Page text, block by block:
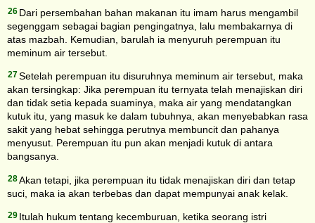
26 Dari persembahan bahan makanan itu imam harus mengambil
segenggam sebagai bagian pengingatnya, lalu membakarnya di
atas mazbah. Kemudian, barulah ia menyuruh perempuan itu
meminum air tersebut.
27Setelah perempuan itu disuruhnya meminum air tersebut, maka
akan tersingkap: Jika perempuan itu ternyata telah menajiskan diri
dan tidak setia kepada suaminya, maka air yang mendatangkan
kutuk itu, yang masuk ke dalam tubuhnya, akan menyebabkan rasa
sakit yang hebat sehingga perutnya membuncit dan pahanya
menyusut. Perempuan itu pun akan menjadi kutuk di antara
bangsanya.
28Akan tetapi, jika perempuan itu tidak menajiskan diri dan tetap
suci, maka ia akan terbebas dan dapat mempunyai anak kelak.
29 Itulah hukum tentang kecemburuan, ketika seorang istri